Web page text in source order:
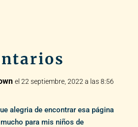
el 22 septiembre, 2022 a las 8:56
alegria de encontrar esa página
para mis niños de